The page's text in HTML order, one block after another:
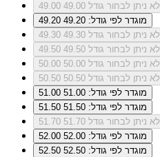
49.00
לא ניתן לבחור גודל 49.00
49.20
מוגדר לפי גודל: 49.20
49.30
לא ניתן לבחור גודל 49.30
49.50
לא ניתן לבחור גודל 49.50
50.00
לא ניתן לבחור גודל 50.00
50.50
לא ניתן לבחור גודל 50.50
51.00
מוגדר לפי גודל: 51.00
51.50
מוגדר לפי גודל: 51.50
51.70
לא ניתן לבחור גודל 51.70
52.00
מוגדר לפי גודל: 52.00
52.50
מוגדר לפי גודל: 52.50